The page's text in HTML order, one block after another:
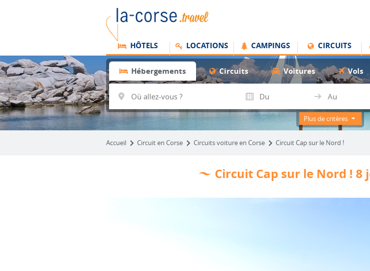
HÔTELS LOCATIONS CAMPINGS CIRCUITS
Hébergements Circuits Voitures Vols
Plus de critères
Accueil Circuit en Corse Circuits voiture en Corse Circuit Cap sur le Nord !
Circuit Cap sur le Nord ! 8